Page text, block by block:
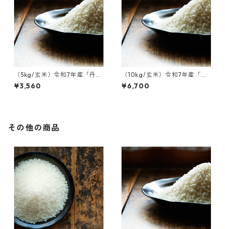
（5kg/玄米）令和7年産「丹波
篠山後川産 コシヒカリ」
¥3,560
（10kg/玄米）令和7年産「丹
波篠山後川産 コシヒカリ」
¥6,700
その他の商品